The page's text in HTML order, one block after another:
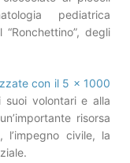
pediatrica
degli
con il 5 x 1000
suoi volontari e alla
risorsa
l’impegno civile, la